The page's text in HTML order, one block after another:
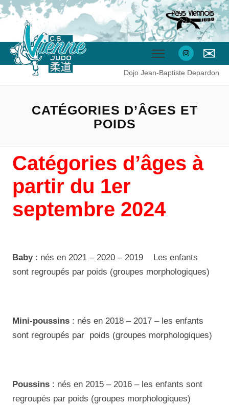
✉
Dojo Jean-Baptiste Depardon
CATÉGORIES D’ÂGES ET
POIDS
Catégories d’âges à
partir du 1er
septembre 2024
Baby: nés en 2021 – 2020 – 2019 Les enfants
sont regroupés par poids (groupes morphologiques)
Mini-poussins : nés en 2018 – 2017 – les enfants
sont regroupés par poids (groupes morphologiques)
Poussins : nés en 2015 – 2016 – les enfants sont
regroupés par poids (groupes morphologiques)